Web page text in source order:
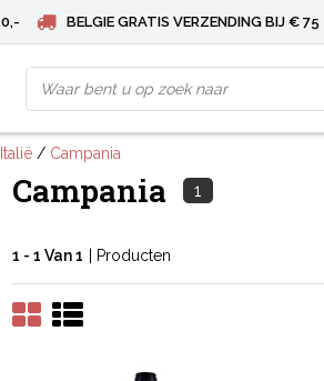
BELGIE GRATIS VERZENDING BIJ € 75
Italië / Campania
Campania 1
1 - 1 Van 1 | Producten